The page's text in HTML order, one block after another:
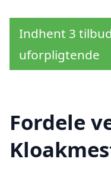
Indhent 3
uforpligtende
Fordele